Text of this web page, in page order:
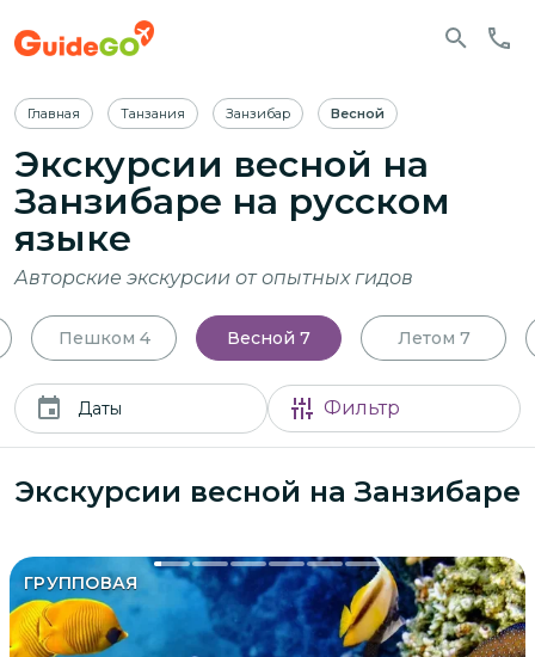
Главная Танзания Занзибар Весной
Экскурсии весной на
Занзибаре на русском
языке
Авторские экскурсии от опытных гидов
Пешком 4 Весной 7 Летом 7
Даты Фильтр
Экскурсии весной на Занзибаре
ГРУППОВАЯ